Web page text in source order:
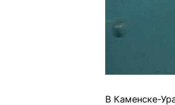
В Каменске-